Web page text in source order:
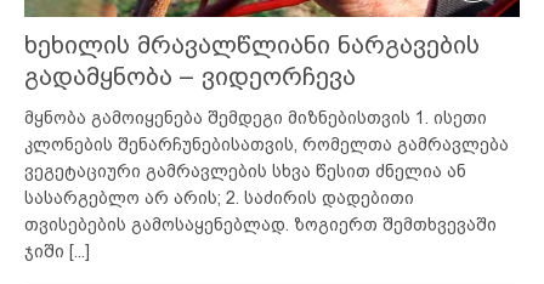
ხეხილის მრავალწლიანი ნარგავების
გადამყნობა – ვიდეორჩევა
მყნობა გამოიყენება შემდეგი მიზნებისთვის 1. ისეთი
კლონების შენარჩუნებისათვის, რომელთა გამრავლება
ვეგეტაციური გამრავლების სხვა წესით ძნელია ან
სასარგებლო არ არის; 2. საძირის დადებითი
თვისებების გამოსაყენებლად. ზოგიერთ შემთხვევაში
ჯიში [...]